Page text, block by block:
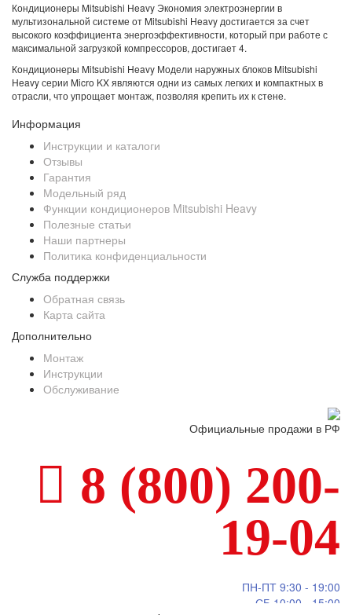
Кондиционеры Mitsubishi Heavy Экономия электроэнергии в
мультизональной системе от Mitsubishi Heavy достигается за счет
высокого коэффициента энергоэффективности, который при работе с
максимальной загрузкой компрессоров, достигает 4.
Кондиционеры Mitsubishi Heavy Модели наружных блоков Mitsubishi
Heavy серии Micro KX являются одни из самых легких и компактных в
отрасли, что упрощает монтаж, позволяя крепить их к стене.
Информация
Инструкции и каталоги
Отзывы
Гарантия
Модельный ряд
Функции кондиционеров Mitsubishi Heavy
Полезные статьи
Наши партнеры
Политика конфиденциальности
Служба поддержки
Обратная связь
Карта сайта
Дополнительно
Монтаж
Инструкции
Обслуживание
Официальные продажи в РФ
8 (800) 200-
19-04
ПН-ПТ 9:30 - 19:00
СБ 10:00 - 15:00